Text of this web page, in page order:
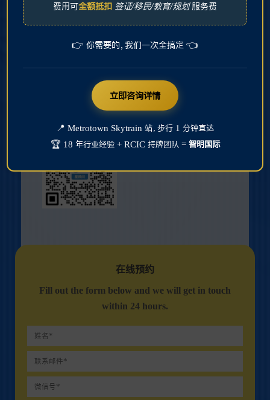
778-783-0123
E info@bissi.ca
406 – 6378 Silver Ave
Burnaby, BC, V5H 0J2
微信扫码
在线预约
Fill out the form below and we will get in touch
within 24 hours.
费用可全额抵扣 签证/移民/教育/规划服务费
👉 你需要的，我们一次全搞定 👈
立即咨询详情
📍 Metrotown Skytrain 站，步行 1 分钟直达
🏆 18 年行业经验 + RCIC 持牌团队 = 智明国际